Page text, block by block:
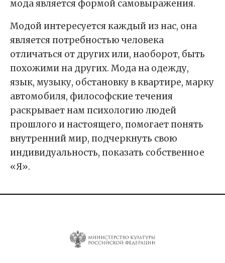
мода является формой самовыражения.
Модой интересуется каждый из нас, она
является потребностью человека
отличаться от других или, наоборот, быть
похожими на других. Мода на одежду,
язык, музыку, обстановку в квартире, марку
автомобиля, философские течения
раскрывает нам психологию людей
прошлого и настоящего, помогает понять
внутренний мир, подчеркнуть свою
индивидуальность, показать собственное
«Я».